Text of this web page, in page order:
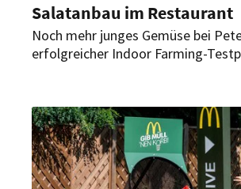
Salatanbau im Restaurant
Noch mehr junges Gemüse bei
erfolgreicher Indoor Farming-
erntefrische Kräuter auf den Salat
nachhaltiger und noch gesünder!